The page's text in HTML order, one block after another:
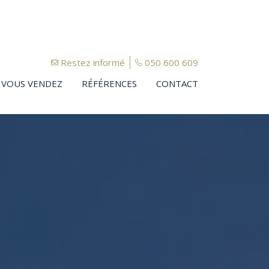
Restez informé
050 600 609
VOUS VENDEZ
RÉFÉRENCES CONTACT